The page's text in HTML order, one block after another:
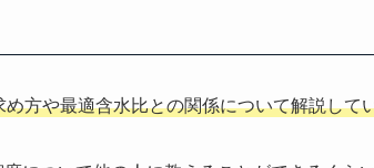
め方や最適含水比との関係について解説して